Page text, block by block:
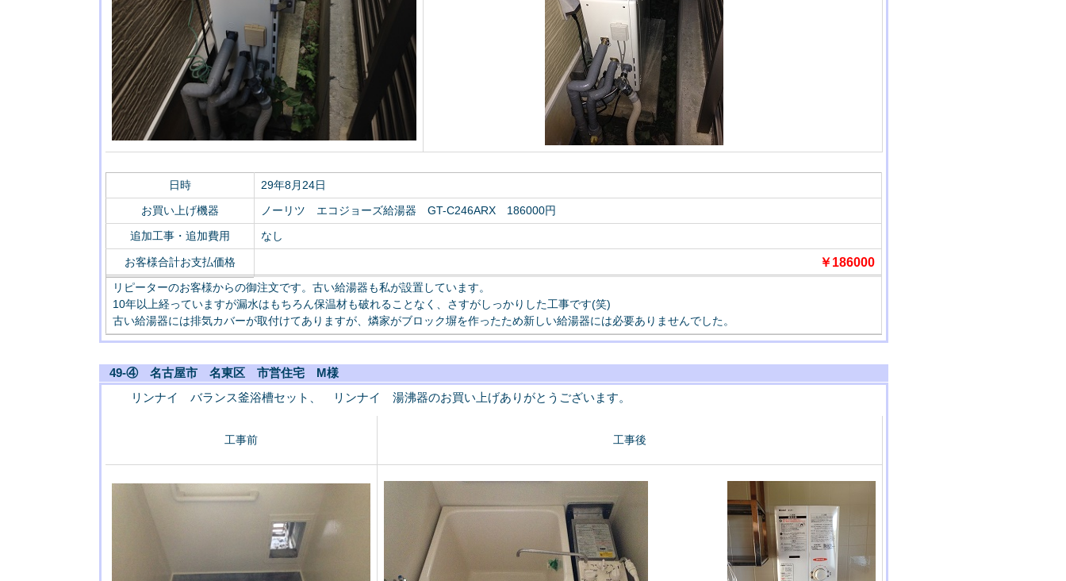
日時
29年8月24日
お買い上げ機器
ノーリツ エコジョーズ給湯器 GT-C246ARX 186000円
追加工事・追加費用
なし
お客様合計お支払価格 ￥186000
リピーターのお客様からの御注文です。古い給湯器も私が設置しています。
10年以上経っていますが漏水はもちろん保温材も破れることなく、さすがしっかりした工事です(笑)
古い給湯器には排気カバーが取付けてありますが、燐家がブロック塀を作ったため新しい給湯器には必要ありませんでした。
49-④ 名古屋市 名東区 市営住宅 M様
リンナイ バランス釜浴槽セット、 リンナイ 湯沸器のお買い上げありがとうございます。
工事前 工事後